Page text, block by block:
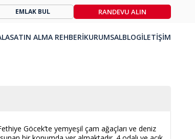
Göcek’te yemyeşil çam ağaçları ve deniz
EMLAK BUL RANDEVU ALIN
SATIN ALMA REHBERİKURUMSALBLOGİLETİŞİM